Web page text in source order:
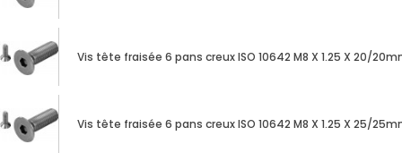
Vis tête fraisée 6 pans creux ISO 10642 M8 X 1.25 X 20/
Vis tête fraisée 6 pans creux ISO 10642 M8 X 1.25 X 25/